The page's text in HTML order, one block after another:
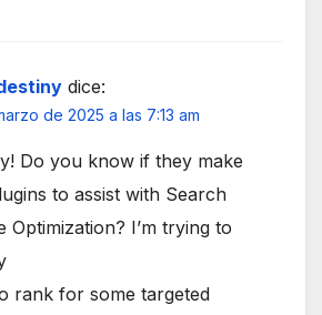
dice:
de 2025 a las 7:13 am
Do you know if they make
to assist with Search
Optimization? I’m trying to
rank for some targeted